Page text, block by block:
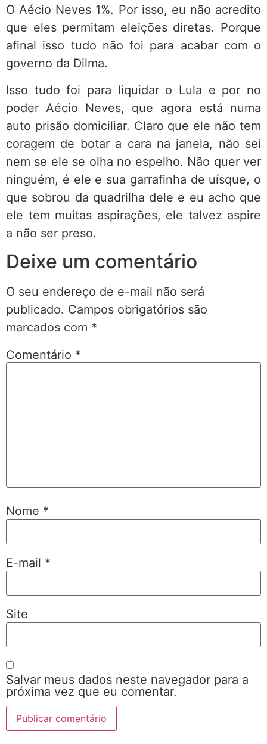
O Aécio Neves 1%. Por isso, eu não acredito
que eles permitam eleições diretas. Porque
afinal isso tudo não foi para acabar com o
governo da Dilma.
Isso tudo foi para liquidar o Lula e por no
poder Aécio Neves, que agora está numa
auto prisão domiciliar. Claro que ele não tem
coragem de botar a cara na janela, não sei
nem se ele se olha no espelho. Não quer ver
ninguém, é ele e sua garrafinha de uísque, o
que sobrou da quadrilha dele e eu acho que
ele tem muitas aspirações, ele talvez aspire
a não ser preso.
Deixe um comentário
O seu endereço de e-mail não será
publicado. Campos obrigatórios são
marcados com *
Comentário *
Nome *
E-mail *
Site
Salvar meus dados neste navegador para a
próxima vez que eu comentar.